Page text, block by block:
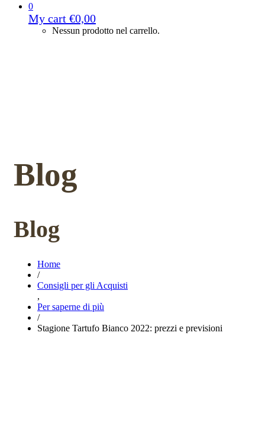
0
My cart €0,00
Nessun prodotto nel carrello.
Blog
Blog
Home
/
Consigli per gli Acquisti
,
Per saperne di più
/
Stagione Tartufo Bianco 2022: prezzi e previsioni